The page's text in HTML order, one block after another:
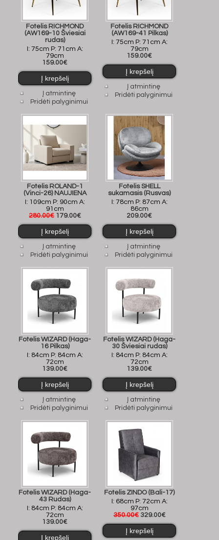
Fotelis RICHMOND
(AW169-10 Šviesiai
rudas)
I: 75cm P: 71cm A:
79cm
159.00€
Į atmintinę
Pridėti palyginimui
Fotelis RICHMOND
(AW169-41 Pilkas)
I: 75cm P: 71cm A:
79cm
159.00€
Į atmintinę
Pridėti palyginimui
Fotelis ROLAND-1
(Vinci-26) NAUJIENA
I: 109cm P: 90cm A:
91cm
280.00€ 179.00€
Į atmintinę
Pridėti palyginimui
Fotelis SHELL
sukamasis (Rusvas)
I: 78cm P: 87cm A:
86cm
209.00€
Į atmintinę
Pridėti palyginimui
Fotelis WIZARD (Haga-
16 Pilkas)
I: 84cm P: 84cm A:
72cm
139.00€
Į atmintinę
Pridėti palyginimui
Fotelis WIZARD (Haga-
30 Šviesiai rudas)
I: 84cm P: 84cm A:
72cm
139.00€
Į atmintinę
Pridėti palyginimui
Fotelis WIZARD (Haga-
43 Rudas)
I: 84cm P: 84cm A:
72cm
139.00€
Fotelis ZINDO (Bali-17)
I: 68cm P: 72cm A:
97cm
350.00€ 329.00€